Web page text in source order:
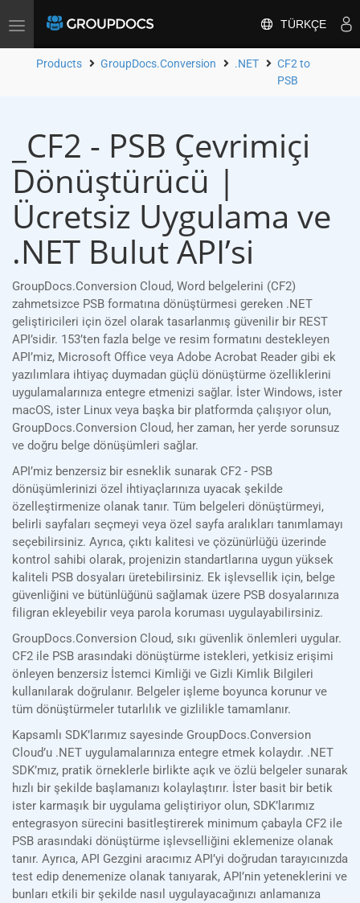
Toggle
TÜRKÇE
Products GroupDocs.Conversion .NET
CF2 to
PSB
_CF2 - PSB Çevrimiçi
Dönüştürücü |
Ücretsiz Uygulama ve
.NET Bulut API’si
GroupDocs.Conversion Cloud, Word belgelerini (CF2)
zahmetsizce PSB formatına dönüştürmesi gereken .NET
geliştiricileri için özel olarak tasarlanmış güvenilir bir REST
API’sidir. 153’ten fazla belge ve resim formatını destekleyen
API’miz, Microsoft Office veya Adobe Acrobat Reader gibi ek
yazılımlara ihtiyaç duymadan güçlü dönüştürme özelliklerini
uygulamalarınıza entegre etmenizi sağlar. İster Windows, ister
macOS, ister Linux veya başka bir platformda çalışıyor olun,
GroupDocs.Conversion Cloud, her zaman, her yerde sorunsuz
ve doğru belge dönüşümleri sağlar.
API’miz benzersiz bir esneklik sunarak CF2 - PSB
dönüşümlerinizi özel ihtiyaçlarınıza uyacak şekilde
özelleştirmenize olanak tanır. Tüm belgeleri dönüştürmeyi,
belirli sayfaları seçmeyi veya özel sayfa aralıkları tanımlamayı
seçebilirsiniz. Ayrıca, çıktı kalitesi ve çözünürlüğü üzerinde
kontrol sahibi olarak, projenizin standartlarına uygun yüksek
kaliteli PSB dosyaları üretebilirsiniz. Ek işlevsellik için, belge
güvenliğini ve bütünlüğünü sağlamak üzere PSB dosyalarınıza
filigran ekleyebilir veya parola koruması uygulayabilirsiniz.
GroupDocs.Conversion Cloud, sıkı güvenlik önlemleri uygular.
CF2 ile PSB arasındaki dönüştürme istekleri, yetkisiz erişimi
önleyen benzersiz İstemci Kimliği ve Gizli Kimlik Bilgileri
kullanılarak doğrulanır. Belgeler işleme boyunca korunur ve
tüm dönüştürmeler tutarlılık ve gizlilikle tamamlanır.
Kapsamlı SDK’larımız sayesinde GroupDocs.Conversion
Cloud’u .NET uygulamalarınıza entegre etmek kolaydır. .NET
SDK’mız, pratik örneklerle birlikte açık ve özlü belgeler sunarak
hızlı bir şekilde başlamanızı kolaylaştırır. İster basit bir betik
ister karmaşık bir uygulama geliştiriyor olun, SDK’larımız
entegrasyon sürecini basitleştirerek minimum çabayla CF2 ile
PSB arasındaki dönüştürme işlevselliğini eklemenize olanak
tanır. Ayrıca, API Gezgini aracımız API’yi doğrudan tarayıcınızda
test edip denemenize olanak tanıyarak, API’nin yeteneklerini ve
bunları etkili bir şekilde nasıl uygulayacağınızı anlamanıza